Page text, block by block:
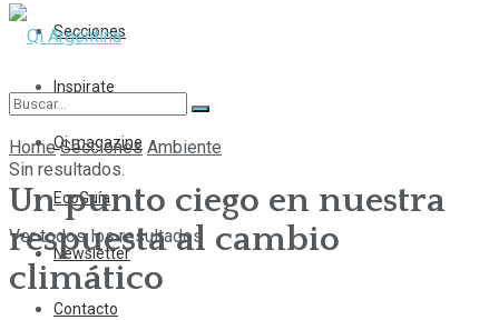
Secciones
Inspirate
Qi magazine
EcoGuía
Newsletter
Contacto
Sin resultados.
Ver todos los resultados
Home Secciones Ambiente
Un punto ciego en nuestra
respuesta al cambio
climático